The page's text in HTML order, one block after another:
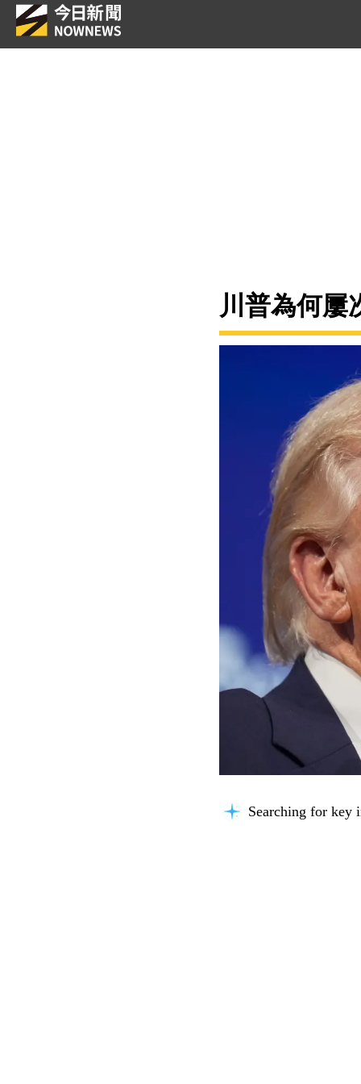
川普為何屢
Searching for key